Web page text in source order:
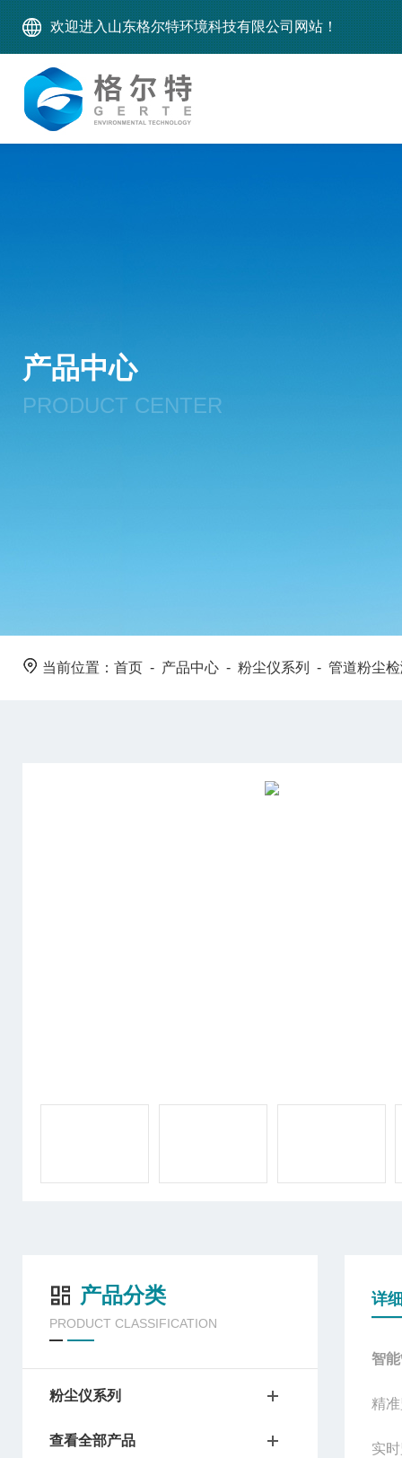
欢迎进入山东格尔特环境科技有限公司网站！
产品中心
PRODUCT CENTER
当前位置： 首页 - 产品中心 - 粉尘仪系列 - 管道粉尘
产品分类
PRODUCT CLASSIFICATION
粉尘仪系列
查看全部产品
详
智
精
实